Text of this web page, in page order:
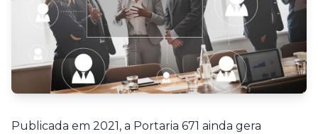
Publicada em 2021, a Portaria 671 ainda gera